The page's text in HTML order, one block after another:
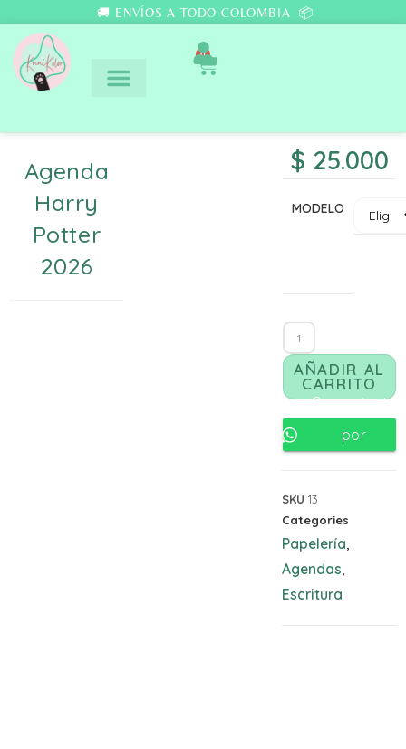
🚚 ENVÍOS A TODO COLOMBIA 📦
0
Agenda
Harry
Potter
2026
$ 25.000
MODELO
AÑADIR AL
CARRITO
Comunicate
por
SKU 13
Categories
Papelería
Agendas
Escritura